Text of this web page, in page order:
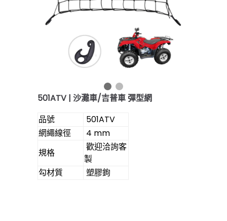
501ATV | 沙灘車/吉普車 彈型網
品號
501ATV
網繩線徑
4 mm
規格
歡迎洽詢客
製
勾材質
塑膠鉤